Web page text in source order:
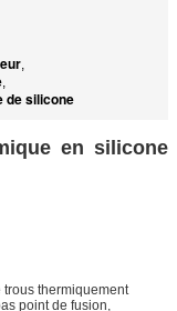
,
,
de silicone
en silicone
trous thermiquement
point de fusion,